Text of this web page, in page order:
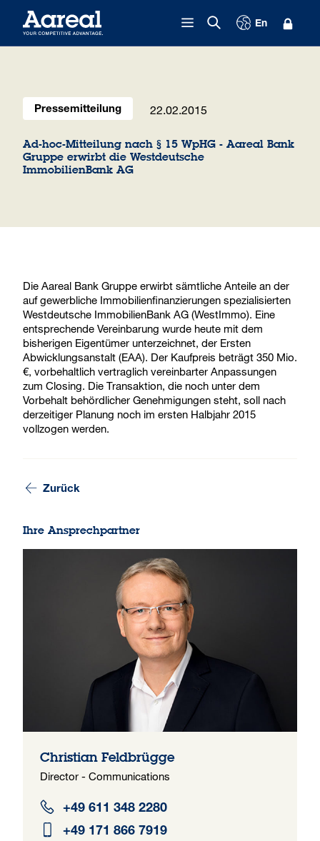
En
Pressemitteilung 22.02.2015
Ad-hoc-Mitteilung nach § 15 WpHG - Aareal Bank
Gruppe erwirbt die Westdeutsche
ImmobilienBank AG
Die Aareal Bank Gruppe erwirbt sämtliche Anteile an der
auf gewerbliche Immobilienfinanzierungen spezialisierten
Westdeutsche ImmobilienBank AG (WestImmo). Eine
entsprechende Vereinbarung wurde heute mit dem
bisherigen Eigentümer unterzeichnet, der Ersten
Abwicklungsanstalt (EAA). Der Kaufpreis beträgt 350 Mio.
€, vorbehaltlich vertraglich vereinbarter Anpassungen
zum Closing. Die Transaktion, die noch unter dem
Vorbehalt behördlicher Genehmigungen steht, soll nach
derzeitiger Planung noch im ersten Halbjahr 2015
vollzogen werden.
Zurück
Ihre Ansprechpartner
Christian Feldbrügge
Director - Communications
+49 611 348 2280
+49 171 866 7919